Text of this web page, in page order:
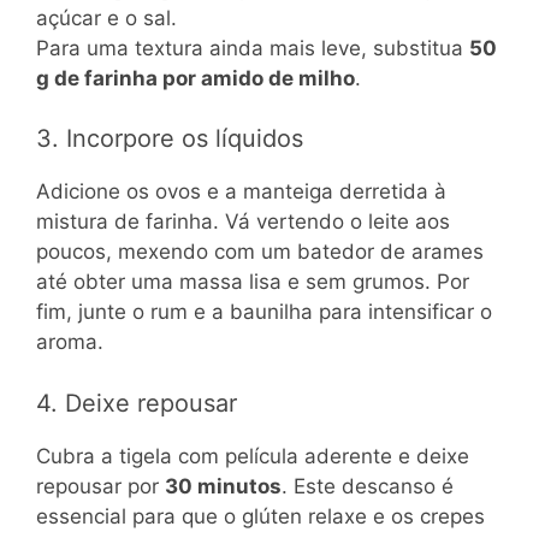
açúcar e o sal.
Para uma textura ainda mais leve, substitua 50
g de farinha por amido de milho.
3. Incorpore os líquidos
Adicione os ovos e a manteiga derretida à
mistura de farinha. Vá vertendo o leite aos
poucos, mexendo com um batedor de arames
até obter uma massa lisa e sem grumos. Por
fim, junte o rum e a baunilha para intensificar o
aroma.
4. Deixe repousar
Cubra a tigela com película aderente e deixe
repousar por 30 minutos. Este descanso é
essencial para que o glúten relaxe e os crepes